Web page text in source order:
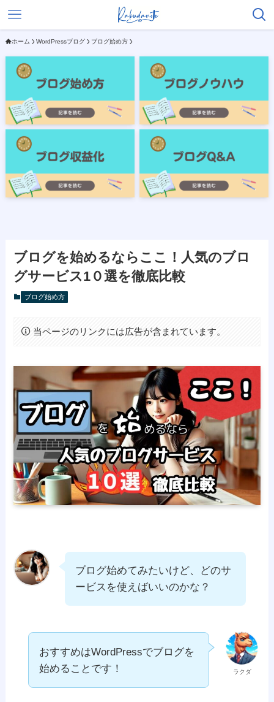
ホーム WordPressブログ ブログ始め方
ブログを始めるならここ！人気のブロ
グサービス1０選を徹底比較
ブログ始め方
当ページのリンクには広告が含まれています。
ブログ始めてみたいけど、どのサ
ービスを使えばいいのかな？
ラクダ
おすすめはWordPressでブログを
始めることです！